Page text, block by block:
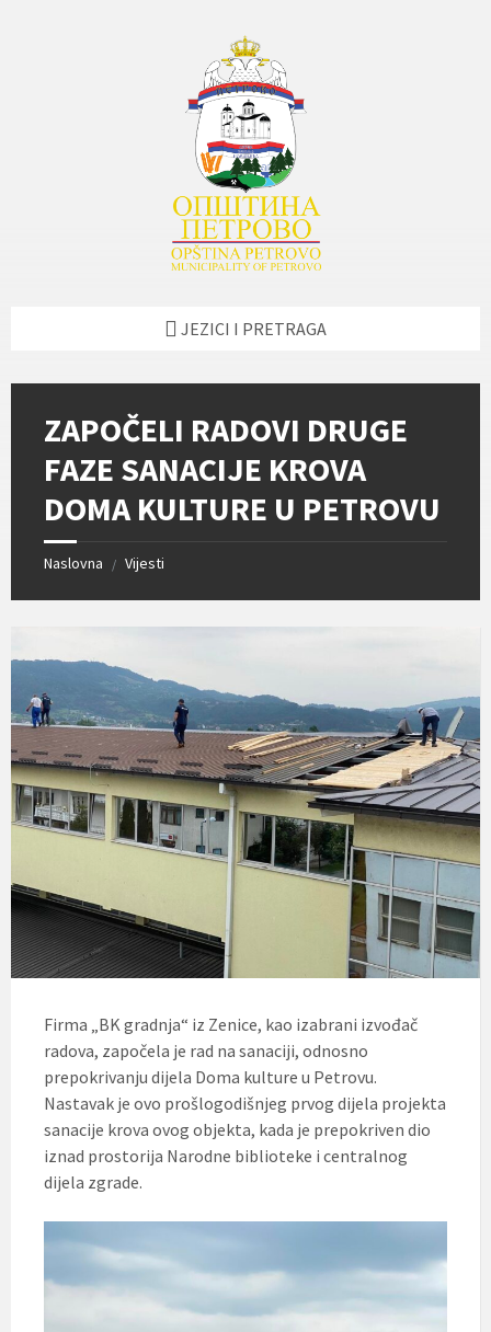
JEZICI I PRETRAGA
ZAPOČELI RADOVI DRUGE
FAZE SANACIJE KROVA
DOMA KULTURE U PETROVU
Naslovna / Vijesti
Firma „BK gradnja“ iz Zenice, kao izabrani izvođač
radova, započela je rad na sanaciji, odnosno
prepokrivanju dijela Doma kulture u Petrovu.
Nastavak je ovo prošlogodišnjeg prvog dijela projekta
sanacije krova ovog objekta, kada je prepokriven dio
iznad prostorija Narodne biblioteke i centralnog
dijela zgrade.